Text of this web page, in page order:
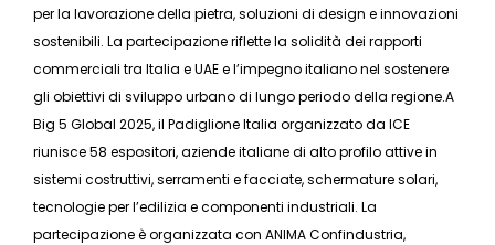
per la lavorazione della pietra, soluzioni di design e innovazioni
sostenibili. La partecipazione riflette la solidità dei rapporti
commerciali tra Italia e UAE e l’impegno italiano nel sostenere
gli obiettivi di sviluppo urbano di lungo periodo della regione.A
Big 5 Global 2025, il Padiglione Italia organizzato da ICE
riunisce 58 espositori, aziende italiane di alto profilo attive in
sistemi costruttivi, serramenti e facciate, schermature solari,
tecnologie per l’edilizia e componenti industriali. La
partecipazione è organizzata con ANIMA Confindustria,